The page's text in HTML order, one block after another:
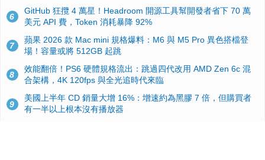
6
GitHub 狂攬 4 萬星！Headroom 開源工具幫開發者省下 70 萬
美元 API 費，Token 消耗暴降 92%
7
蘋果 2026 款 Mac mini 規格爆料：M6 與 M5 Pro 異色搭檔登
場！容量或將 512GB 起跳
8
效能翻倍！PS6 硬體規格流出：跳過四代改用 AMD Zen 6c 混
合架構，4K 120fps 與全光追時代來臨
9
美國上半年 CD 銷量大增 16%：增速約為黑膠 7 倍，但購買者
有一半以上根本沒有播放器